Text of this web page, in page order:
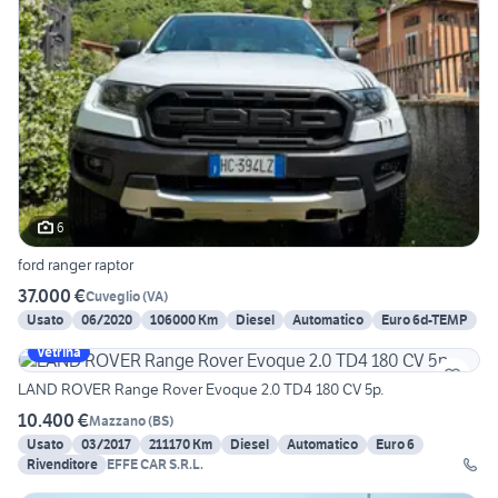
6
ford ranger raptor
37.000 €Cuveglio(VA)
Usato
06/2020 106000 Km Diesel Automatico
Euro 6d-TEMP
Vetrina
LAND ROVER Range Rover Evoque 2.0 TD4 180 CV 5p.
10.400 €Mazzano(BS)
Usato
03/2017 211170 Km Diesel Automatico
Euro 6
Rivenditore EFFE CAR S.R.L.